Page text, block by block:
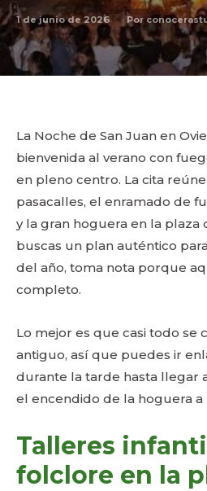
1 de junio de 2026 Por
La Noche de San Juan en
bienvenida al verano con
en pleno centro. La cita
pasacalles, el enramado de
y la gran hoguera en la plaza
buscas un plan auténtico
del año, toma nota porque
completo.
Lo mejor es que casi todo se
antiguo, así que puedes ir
durante la tarde hasta llegar
el encendido de la hoguera a
Talleres
folclore en la